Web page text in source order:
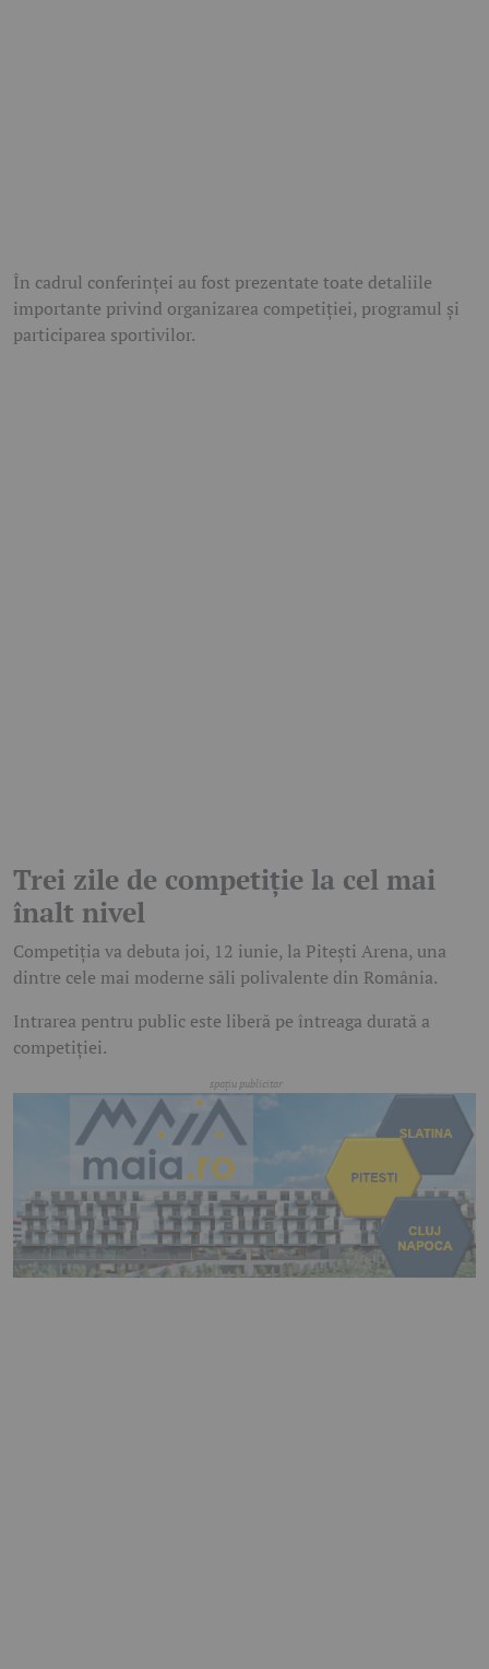
În cadrul conferinței au fost prezentate toate detaliile
importante privind organizarea competiției, programul și
participarea sportivilor.
Trei zile de competiție la cel mai
înalt nivel
Competiția va debuta joi, 12 iunie, la Pitești Arena, una
dintre cele mai moderne săli polivalente din România.
Intrarea pentru public este liberă pe întreaga durată a
competiției.